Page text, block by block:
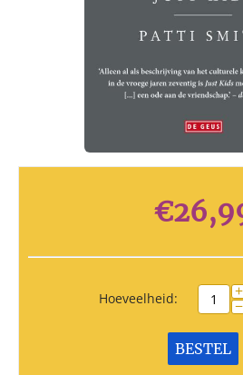
€
Hoeveelheid: +
−
BESTEL